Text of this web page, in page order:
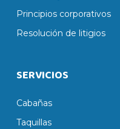
Principios corporativos
Resolución de litigios
SERVICIOS
Cabañas
Taquillas